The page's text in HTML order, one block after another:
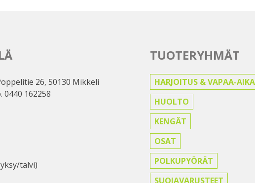
26, 50130 Mikkeli
0440 162258
talvi)
TUOTERYHMÄT
HARJOITUS & VAPAA-AIKA
HUOLTO
KENGÄT
OSAT
POLKUPYÖRÄT
SUOJAVARUSTEET